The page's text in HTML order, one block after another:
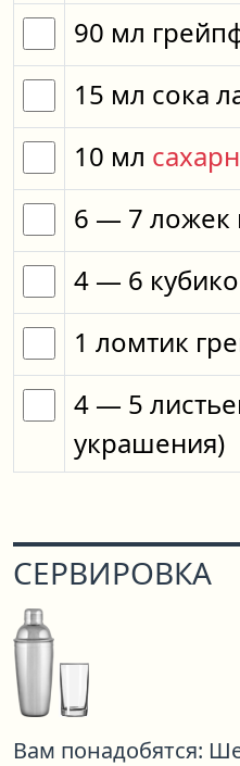
90 мл
15 мл сока
10 мл
6 — 7 ложек
4 — 6
1 ломтик
4 — 5
украшения)
СЕРВИРОВКА
Вам понадобятся: